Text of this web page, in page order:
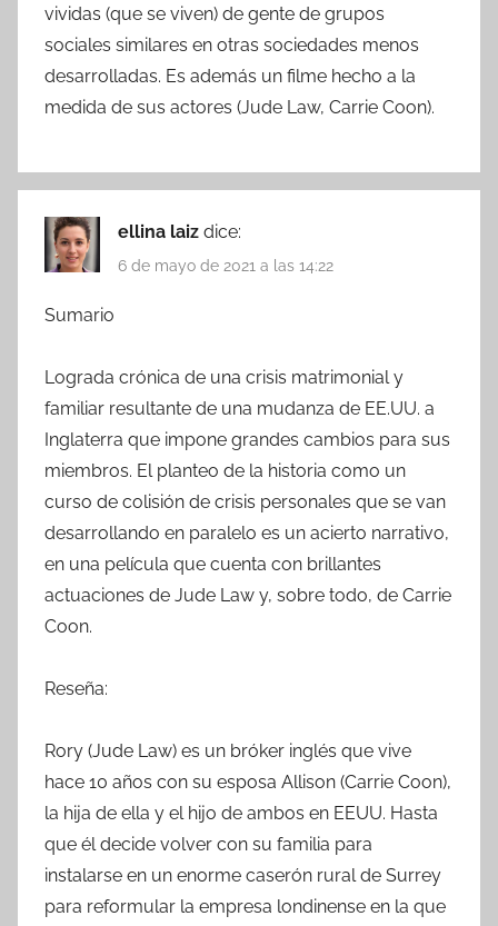
vividas (que se viven) de gente de grupos
sociales similares en otras sociedades menos
desarrolladas. Es además un filme hecho a la
medida de sus actores (Jude Law, Carrie Coon).
ellina laiz dice:
6 de mayo de 2021 a las 14:22
Sumario
Lograda crónica de una crisis matrimonial y
familiar resultante de una mudanza de EE.UU. a
Inglaterra que impone grandes cambios para sus
miembros. El planteo de la historia como un
curso de colisión de crisis personales que se van
desarrollando en paralelo es un acierto narrativo,
en una película que cuenta con brillantes
actuaciones de Jude Law y, sobre todo, de Carrie
Coon.
Reseña:
Rory (Jude Law) es un bróker inglés que vive
hace 10 años con su esposa Allison (Carrie Coon),
la hija de ella y el hijo de ambos en EEUU. Hasta
que él decide volver con su familia para
instalarse en un enorme caserón rural de Surrey
para reformular la empresa londinense en la que